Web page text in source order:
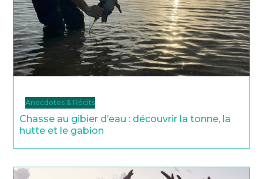
Anecdotes & Récits
Chasse au gibier d’eau : découvrir la tonne, la
hutte et le gabion